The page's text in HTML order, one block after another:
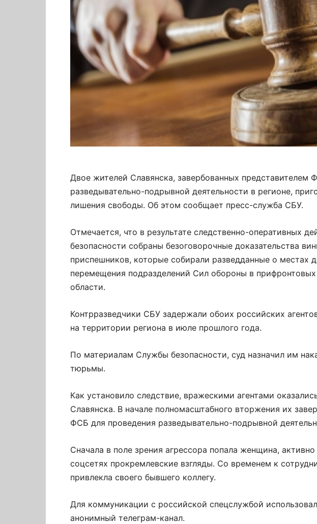
Двое жителей Славянска, завербованных представителем
разведывательно-подрывной деятельности в регионе,
лишения свободы. Об этом сообщает пресс-служба СБУ.
Отмечается, что в результате следственно-оперативных
безопасности собраны безоговорочные доказательства
приспешников, которые собирали разведданные о местах
перемещения подразделений Сил обороны в
области.
Контрразведчики СБУ задержали обоих российских
на территории региона в июле прошлого года.
По материалам Службы безопасности, суд назначил им
тюрьмы.
Как установило следствие, вражескими агентами
Славянска. В начале полномасштабного вторжения их
ФСБ для проведения разведывательно-подрывной
Сначала в поле зрения агрессора попала женщина,
соцсетях прокремлевские взгляды. Со временем к
привлекла своего бывшего коллегу.
Для коммуникации с российской спецслужбой
анонимный телеграм-канал.